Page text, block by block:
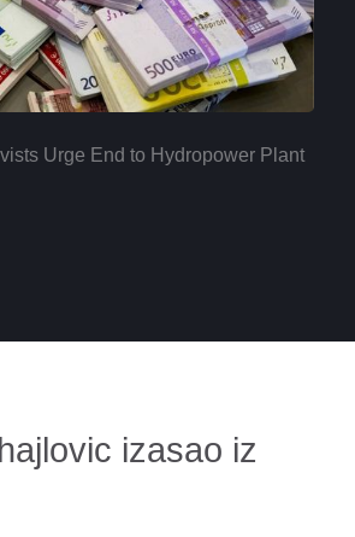
Urge End to Hydropower Plant
izasao iz